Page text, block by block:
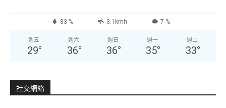
83 % 3.1kmh 7 %
週五
29°
週六
36°
週日
36°
週一
35°
週二
33°
社交網絡